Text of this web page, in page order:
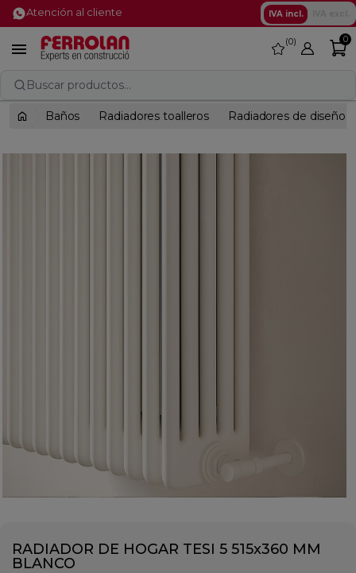
Atención al cliente IVA incl.
 favorite
0 0
Buscar productos...
Baños Radiadores toalleros Radiadores de diseño
RADIADOR DE HOGAR TESI 5 515x360 MM
BLANCO